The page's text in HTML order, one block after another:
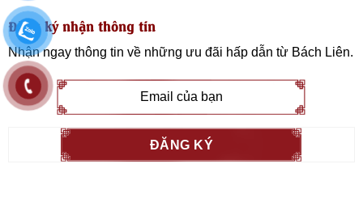
Đăng ký nhận thông tin
Nhận ngay thông tin về những ưu đãi hấp dẫn từ Bách Liên.